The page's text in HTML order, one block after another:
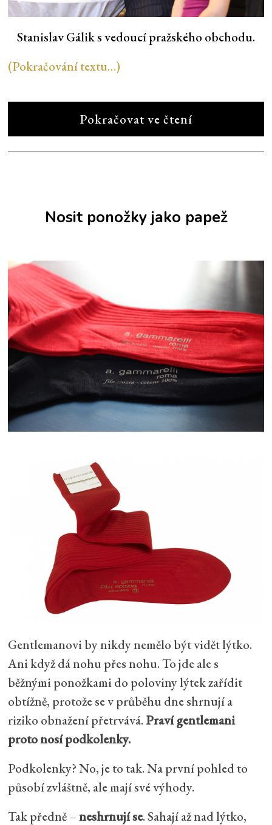
Stanislav Gálik s vedoucí pražského obchodu.
(Pokračování textu…)
Pokračovat ve čtení
Nosit ponožky jako papež
Gentlemanovi by nikdy nemělo být vidět lýtko.
Ani když dá nohu přes nohu. To jde ale s
běžnými ponožkami do poloviny lýtek zařídit
obtížně, protože se v průběhu dne shrnují a
riziko obnažení přetrvává. Praví gentlemani
proto nosí podkolenky.
Podkolenky? No, je to tak. Na první pohled to
působí zvláštně, ale mají své výhody.
Tak předně –neshrnují se. Sahají až nad lýtko,